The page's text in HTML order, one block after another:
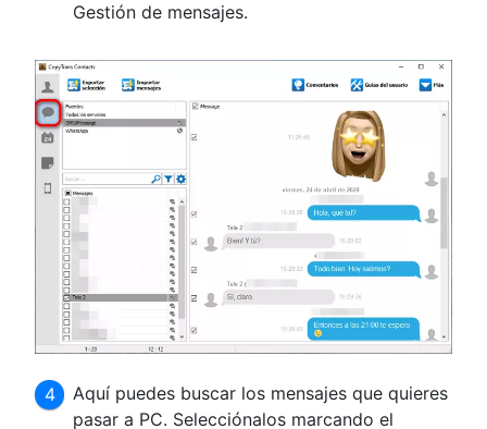
Gestión de mensajes.
Aquí puedes buscar los mensajes que quieres
pasar a PC. Selecciónalos marcando el